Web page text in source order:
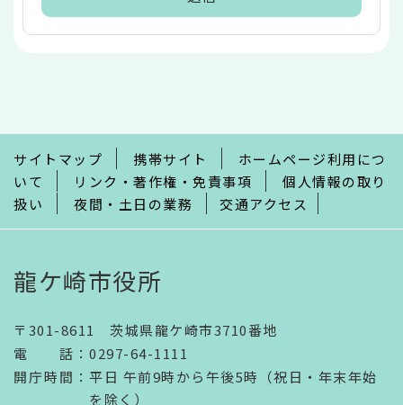
で
サイトマップ 携帯サイト
ホームページ利用につ
いて
リンク・著作権・免責事項
個人情報の取り
扱い
夜間・土日の業務 交通アクセス
龍ケ崎市役所
〒301-8611 茨城県龍ケ崎市3710番地
電話 ： 0297-64-1111
開庁時間 ： 平日 午前9時から午後5時（祝日・年末年始
を除く）